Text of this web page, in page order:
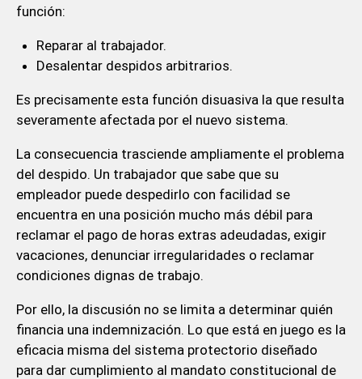
función:
Reparar al trabajador.
Desalentar despidos arbitrarios.
Es precisamente esta función disuasiva la que resulta
severamente afectada por el nuevo sistema.
La consecuencia trasciende ampliamente el problema
del despido. Un trabajador que sabe que su
empleador puede despedirlo con facilidad se
encuentra en una posición mucho más débil para
reclamar el pago de horas extras adeudadas, exigir
vacaciones, denunciar irregularidades o reclamar
condiciones dignas de trabajo.
Por ello, la discusión no se limita a determinar quién
financia una indemnización. Lo que está en juego es la
eficacia misma del sistema protectorio diseñado
para dar cumplimiento al mandato constitucional de